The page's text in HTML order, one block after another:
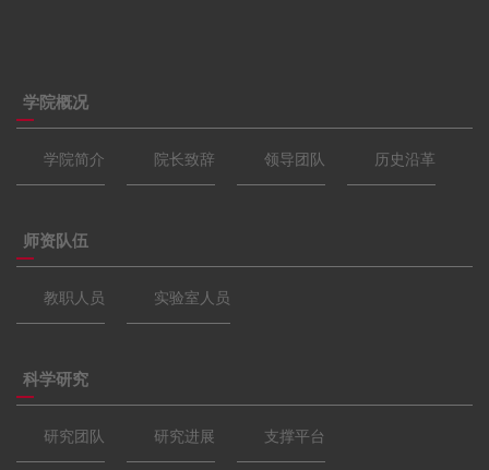
学院概况
学院简介 院长致辞 领导团队 历史沿革
师资队伍
教职人员 实验室人员
科学研究
研究团队 研究进展 支撑平台